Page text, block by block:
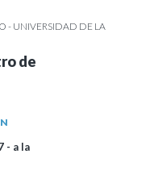
- UNIVERSIDAD DE LA
de
- a la